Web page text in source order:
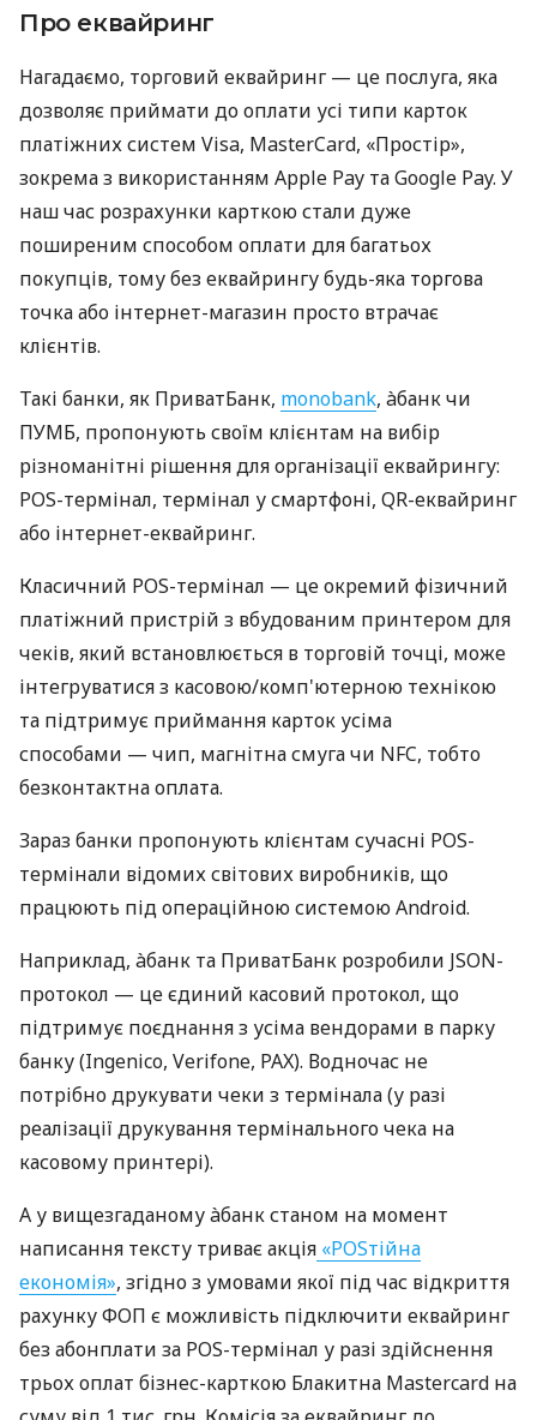
Про еквайринг
Нагадаємо, торговий еквайринг — це послуга, яка
дозволяє приймати до оплати усі типи карток
платіжних систем Visa, MasterCard, «Простір»,
зокрема з використанням Apple Pay та Google Pay. У
наш час розрахунки карткою стали дуже
поширеним способом оплати для багатьох
покупців, тому без еквайрингу будь-яка торгова
точка або інтернет-магазин просто втрачає
клієнтів.
Такі банки, як ПриватБанк, monobank, àбанк чи
ПУМБ, пропонують своїм клієнтам на вибір
різноманітні рішення для організації еквайрингу:
POS-термінал, термінал у смартфоні, QR-еквайринг
або інтернет-еквайринг.
Класичний POS-термінал — це окремий фізичний
платіжний пристрій з вбудованим принтером для
чеків, який встановлюється в торговій точці, може
інтегруватися з касовою/комп'ютерною технікою
та підтримує приймання карток усіма
способами — чип, магнітна смуга чи NFC, тобто
безконтактна оплата.
Зараз банки пропонують клієнтам сучасні POS-
термінали відомих світових виробників, що
працюють під операційною системою Android.
Наприклад, àбанк та ПриватБанк розробили JSON-
протокол — це єдиний касовий протокол, що
підтримує поєднання з усіма вендорами в парку
банку (Ingenico, Verifone, PAX). Водночас не
потрібно друкувати чеки з термінала (у разі
реалізації друкування термінального чека на
касовому принтері).
А у вищезгаданому àбанк станом на момент
написання тексту триває акція «POSтійна
економія», згідно з умовами якої під час відкриття
рахунку ФОП є можливість підключити еквайринг
без абонплати за POS-термінал у разі здійснення
трьох оплат бізнес-карткою Блакитна Mastercard на